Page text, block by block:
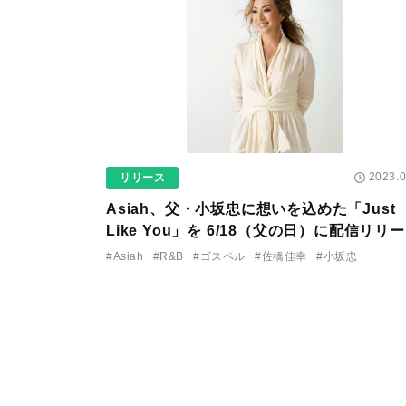
リリース
Asiah、父・小坂忠に想いを込めた「Just
Like You」を 6/18（父の日）に配信リリー
決定。佐橋佳幸、林立夫、小原礼らが参加！
#Asiah #R&B #ゴスペル #佐橋佳幸 #小坂忠